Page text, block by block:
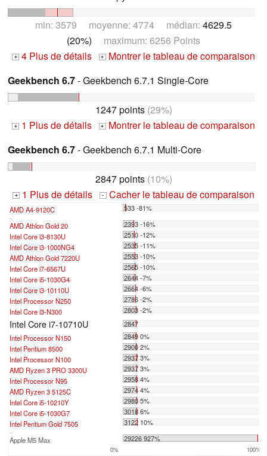
min: 3579 moyenne: 4774 médian: 4629.5
(20%) maximum: 6256 Points
+ 4 Plus de détails + Montrer le tableau de comparaison
Geekbench 6.7- Geekbench 6.7.1 Single-Core
1247 points(29%)
+ 1 Plus de détails + Montrer le tableau de comparaison
Geekbench 6.7- Geekbench 6.7.1 Multi-Core
2847 points(10%)
+ 1 Plus de détails - Cacher le tableau de comparaison
AMD A4-9120C 533 -81%
...
AMD Athlon Gold 20
2393 -16%
Intel Core i3-8130U
2510 -12%
Intel Core i3-1000NG4
2535 -11%
AMD Athlon Gold 7220U
2553 -10%
Intel Core i7-6567U
2565 -10%
Intel Core i5-1030G4
2644 -7%
Intel Core i3-10110U
2664 -6%
Intel Processor N250
2786 -2%
Intel Core i3-N300
2803 -2%
Intel Core i7-10710U
2847
Intel Processor N150
2849 0%
Intel Pentium 8500
2900 2%
Intel Processor N100
2937 3%
AMD Ryzen 3 PRO 3300U
2937 3%
Intel Processor N95
2958 4%
AMD Ryzen 3 5125C
2974 4%
Intel Core i5-10210Y
2980 5%
Intel Core i5-1030G7
3018 6%
Intel Pentium Gold 7505
3122 10%
...
Apple M5 Max 29226 927%
0% 100%